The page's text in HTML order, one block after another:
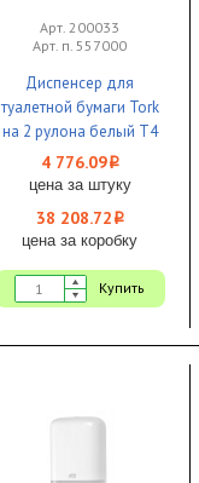
Арт. 200033
Арт. п. 557000
Диспенсер для
туалетной бумаги Tork
на 2 рулона белый T4
1/8
4 776.09i
цена за штуку
38 208.72 i
цена за коробку
Купить